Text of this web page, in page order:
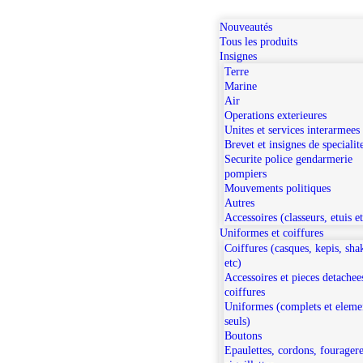
Nouveautés
Tous les produits
Insignes
Terre
Marine
Air
Operations exterieures
Unites et services interarmees
Brevet et insignes de
Securite police gendarmerie
pompiers
Mouvements politiques
Autres
Accessoires (classeurs, etuis
Uniformes et coiffures
Coiffures (casques, kepis,
etc)
Accessoires et pieces
coiffures
Uniformes (complets et
seuls)
Boutons
Epaulettes, cordons,